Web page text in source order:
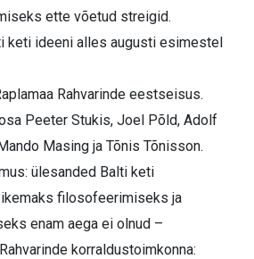
ette võetud streigid.
keti ideeni alles augusti esimestel
Rahvarinde eestseisus.
Peeter Stukis, Joel Põld, Adolf
Masing ja Tõnis Tõnisson.
ülesanded Balti keti
filosofeerimiseks ja
enam aega ei olnud –
korraldustoimkonna: